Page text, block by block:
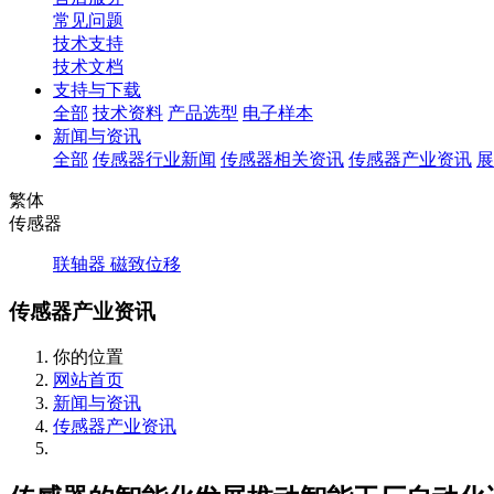
常见问题
技术支持
技术文档
支持与下载
全部 技术资料 产品选型 电子样本
新闻与资讯
全部 传感器行业新闻 传感器相关资讯 传感器产业资讯
繁体
传感器
联轴器 磁致位移
传感器产业资讯
你的位置
网站首页
新闻与资讯
传感器产业资讯